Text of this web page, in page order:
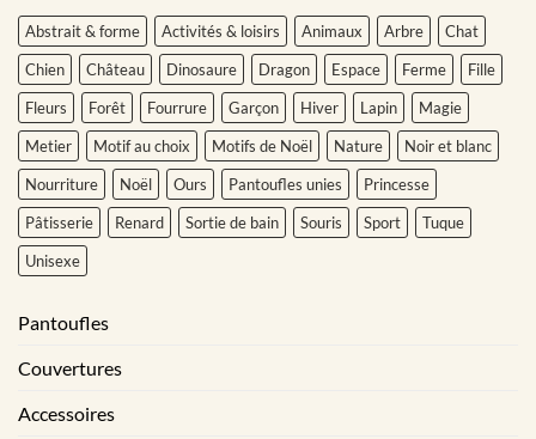
Abstrait & forme Activités & loisirs Animaux Arbre
Chat
Chien
Château Dinosaure Dragon Espace Ferme
Fille
Fleurs
Forêt Fourrure Garçon Hiver Lapin
Magie
Metier
Motif au choix Motifs de Noël Nature
Noir et blanc
Nourriture
Noël Ours Pantoufles unies
Princesse
Pâtisserie
Renard Sortie de bain Souris Sport
Tuque
Unisexe
Pantoufles
Couvertures
Accessoires